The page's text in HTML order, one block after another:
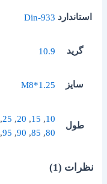
استاندارد Din-933
گرید 10.9
سایز M8*1.25
طول
10
,
15
,
20
,
25
,
80
,
85
,
90
,
95
,
نظرات (1)